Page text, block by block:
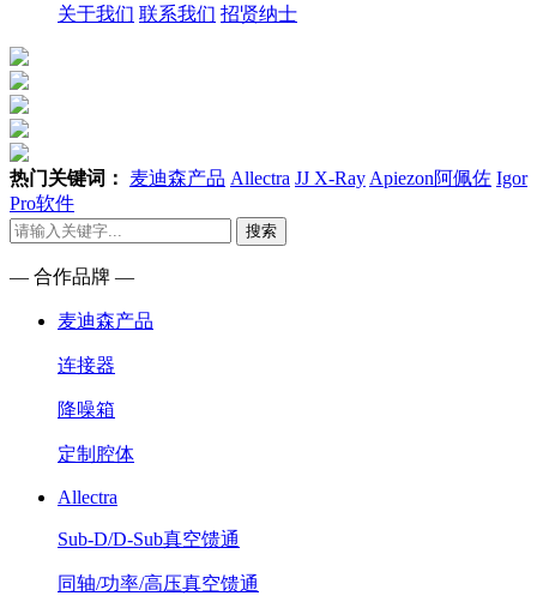
关于我们 联系我们 招贤纳士
热门关键词： 麦迪森产品 Allectra JJ X-Ray Apiezon阿佩佐 Igor
Pro软件
搜索
— 合作品牌 —
麦迪森产品
连接器
降噪箱
定制腔体
Allectra
Sub-D/D-Sub真空馈通
同轴/功率/高压真空馈通